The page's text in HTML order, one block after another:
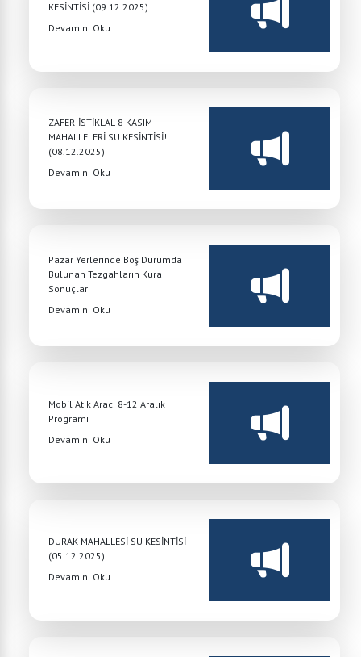
KESİNTİSİ (09.12.2025)
Devamını Oku
ZAFER-İSTİKLAL-8 KASIM
MAHALLELERİ SU KESİNTİSİ!
(08.12.2025)
Devamını Oku
Pazar Yerlerinde Boş Durumda
Bulunan Tezgahların Kura
Sonuçları
Devamını Oku
Mobil Atık Aracı 8-12 Aralık
Programı
Devamını Oku
DURAK MAHALLESİ SU KESİNTİSİ
(05.12.2025)
Devamını Oku